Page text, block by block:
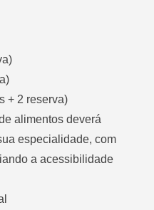
+ 2 reserva)
alimentos deverá
especialidade, com
a acessibilidade